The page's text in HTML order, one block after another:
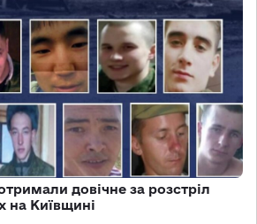
довічне за розстріл
на Київщині